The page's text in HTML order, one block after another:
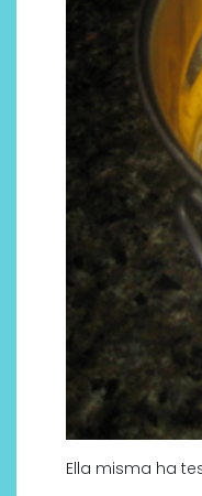
Ella misma ha